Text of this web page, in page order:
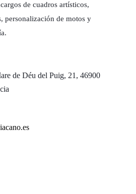
de cuadros artísticos,
personalización de motos y
de Déu del Puig, 21, 46900